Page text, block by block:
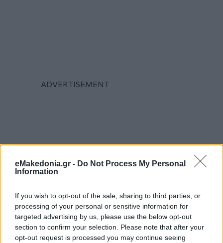
eMakedonia.gr - Do Not Process My Personal
Information
If you wish to opt-out of the sale, sharing to third parties, or
processing of your personal or sensitive information for
targeted advertising by us, please use the below opt-out
section to confirm your selection. Please note that after your
opt-out request is processed you may continue seeing
Κάνε κλικ και δες περισσότεροemakedonia.gr στην
αναζήτηση τηςGoogle
Πρόσθεσέ το στηνGoogle